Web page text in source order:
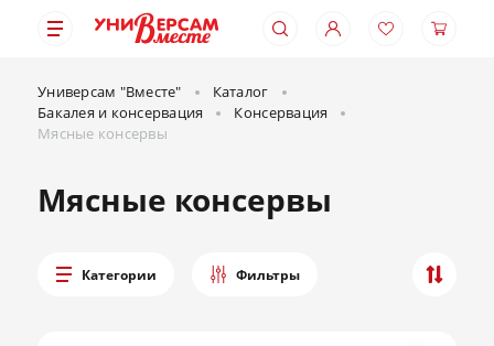
Универсам "Вместе"
Каталог
Бакалея и консервация
Консервация
Мясные консервы
Мясные консервы
Категории Фильтры